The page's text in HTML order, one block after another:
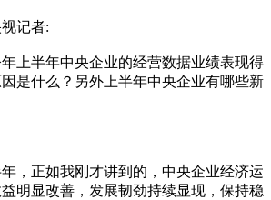
记者:
上半年中央企业的经营数据业绩表现得
是什么？另外上半年中央企业有哪些新
，正如我刚才讲到的，中央企业经济运
明显改善，发展韧劲持续显现，保持稳